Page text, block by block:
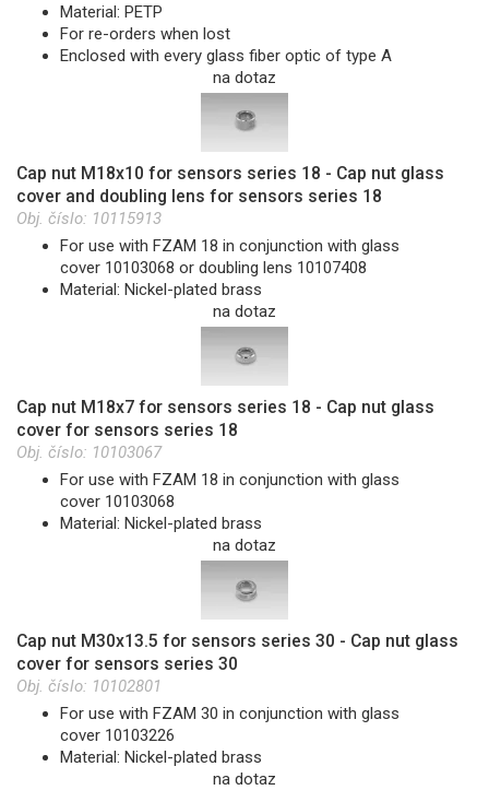
Material: PETP
For re-orders when lost
Enclosed with every glass fiber optic of type A
na dotaz
Cap nut M18x10 for sensors series 18 - Cap nut glass
cover and doubling lens for sensors series 18
Obj. číslo: 10115913
For use with FZAM 18 in conjunction with glass
cover 10103068 or doubling lens 10107408
Material: Nickel-plated brass
na dotaz
Cap nut M18x7 for sensors series 18 - Cap nut glass
cover for sensors series 18
Obj. číslo: 10103067
For use with FZAM 18 in conjunction with glass
cover 10103068
Material: Nickel-plated brass
na dotaz
Cap nut M30x13.5 for sensors series 30 - Cap nut glass
cover for sensors series 30
Obj. číslo: 10102801
For use with FZAM 30 in conjunction with glass
cover 10103226
Material: Nickel-plated brass
na dotaz